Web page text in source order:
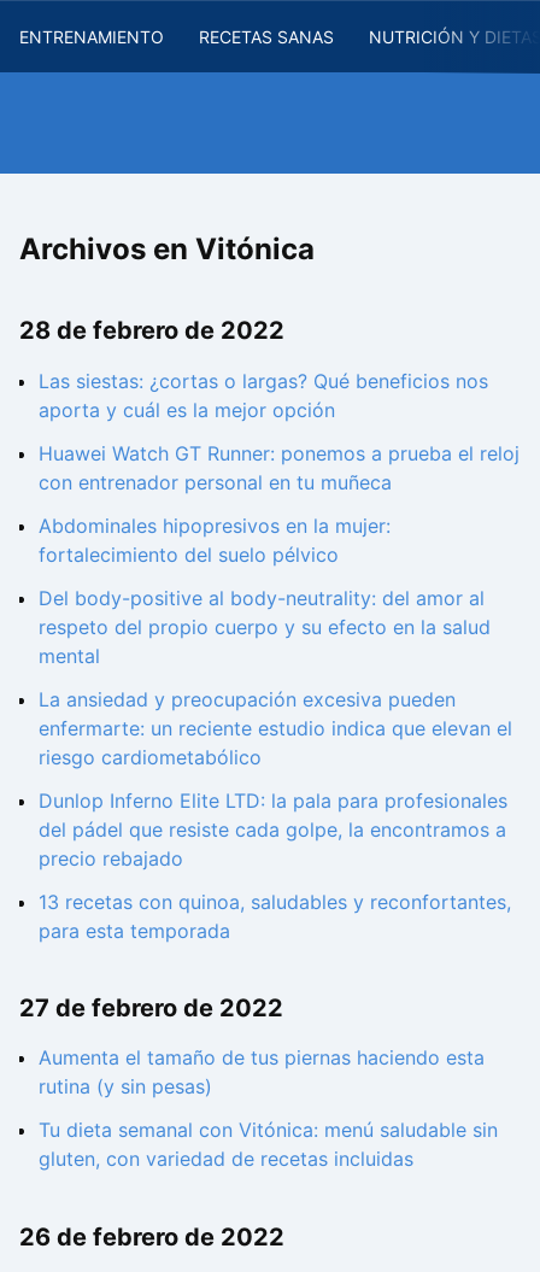
ENTRENAMIENTO RECETAS SANAS NUTRICIÓN Y
Archivos en Vitónica
28 de febrero de 2022
Las siestas: ¿cortas o largas? Qué beneficios nos
aporta y cuál es la mejor opción
Huawei Watch GT Runner: ponemos a prueba el reloj
con entrenador personal en tu muñeca
Abdominales hipopresivos en la mujer:
fortalecimiento del suelo pélvico
Del body-positive al body-neutrality: del amor al
respeto del propio cuerpo y su efecto en la salud
mental
La ansiedad y preocupación excesiva pueden
enfermarte: un reciente estudio indica que elevan el
riesgo cardiometabólico
Dunlop Inferno Elite LTD: la pala para profesionales
del pádel que resiste cada golpe, la encontramos a
precio rebajado
13 recetas con quinoa, saludables y reconfortantes,
para esta temporada
27 de febrero de 2022
Aumenta el tamaño de tus piernas haciendo esta
rutina (y sin pesas)
Tu dieta semanal con Vitónica: menú saludable sin
gluten, con variedad de recetas incluidas
26 de febrero de 2022